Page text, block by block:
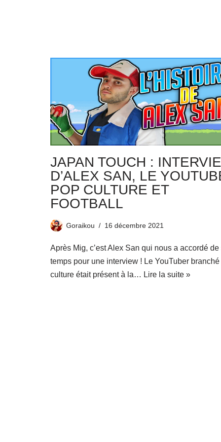
JAPAN TOUCH :
D’ALEX SAN, LE
POP CULTURE ET
FOOTBALL
Goraikou 16 décembre 2021
Après Mig, c’est Alex San qui nous a accordé de
temps pour une interview ! Le YouTuber
culture était présent à la… Lire la suite »